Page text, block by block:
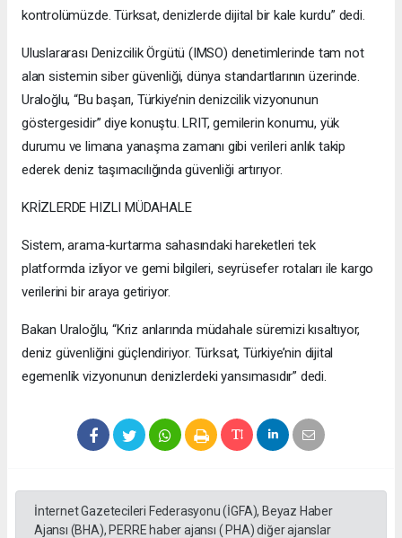
kontrolümüzde. Türksat, denizlerde dijital bir kale kurdu” dedi.
Uluslararası Denizcilik Örgütü (IMSO) denetimlerinde tam not
alan sistemin siber güvenliği, dünya standartlarının üzerinde.
Uraloğlu, “Bu başarı, Türkiye’nin denizcilik vizyonunun
göstergesidir” diye konuştu. LRIT, gemilerin konumu, yük
durumu ve limana yanaşma zamanı gibi verileri anlık takip
ederek deniz taşımacılığında güvenliği artırıyor.
KRİZLERDE HIZLI MÜDAHALE
Sistem, arama-kurtarma sahasındaki hareketleri tek
platformda izliyor ve gemi bilgileri, seyrüsefer rotaları ile kargo
verilerini bir araya getiriyor.
Bakan Uraloğlu, “Kriz anlarında müdahale süremizi kısaltıyor,
deniz güvenliğini güçlendiriyor. Türksat, Türkiye’nin dijital
egemenlik vizyonunun denizlerdeki yansımasıdır” dedi.
İnternet Gazetecileri Federasyonu (İGFA), Beyaz Haber
Ajansı (BHA), PERRE haber ajansı ( PHA) diğer ajanslar